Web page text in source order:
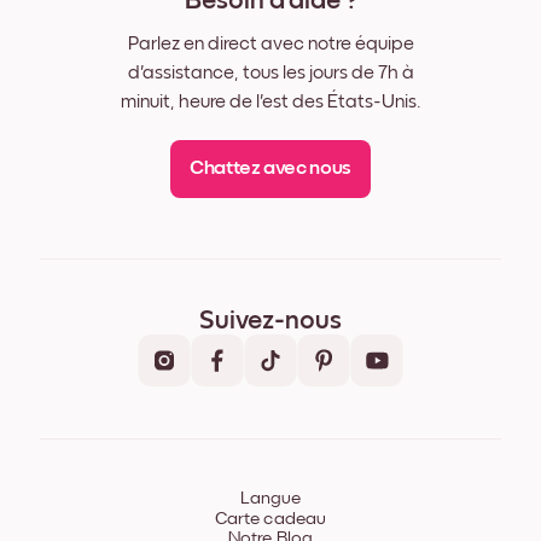
Parlez en direct avec notre équipe
d'assistance, tous les jours de 7h à
minuit, heure de l'est des États-Unis.
Chattez avec nous
Suivez-nous
Langue
Carte cadeau